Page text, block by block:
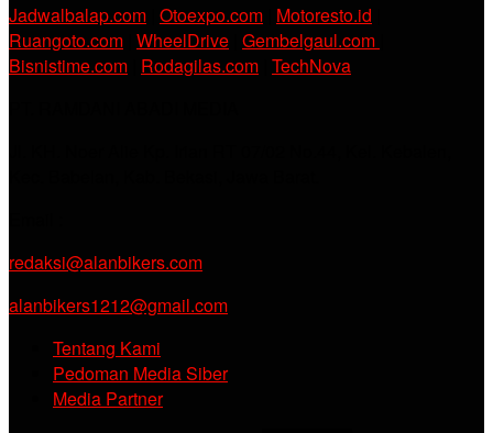
Jadwalbalap.com Otoexpo.com Motoresto.id
Ruangoto.com WheelDrive Gembelgaul.com
Bisnistime.com Rodagilas.com TechNova
redaksi@alanbikers.com
alanbikers1212@gmail.com
Tentang Kami
Pedoman Media Siber
Media Partner